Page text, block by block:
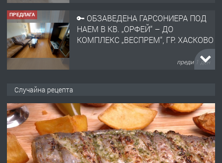
ПРЕДЛАГА
🔑 ОБЗАВЕДЕНА ГАРСОНИЕРА ПОД
НАЕМ В КВ. „ОРФЕЙ“ – ДО
КОМПЛЕКС „ВЕСПРЕМ“, ГР. ХАСКОВО
преди 1 ден
АПАРТАМЕНТ В ЦЕНТЪРА НА ГР.
ХАСКОВО
преди 2 дни
ПРЕДЛАГА Давам гараж под наем
Случайна рецепта